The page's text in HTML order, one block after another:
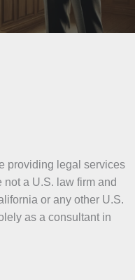
providing legal services
a U.S. law firm and
or any other U.S.
as a consultant in